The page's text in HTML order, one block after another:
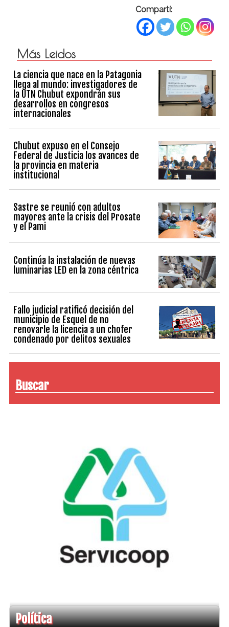
Compartí:
Más Leidos
La ciencia que nace en la Patagonia
llega al mundo: investigadores de
la UTN Chubut expondrán sus
desarrollos en congresos
internacionales
Chubut expuso en el Consejo
Federal de Justicia los avances de
la provincia en materia
institucional
Sastre se reunió con adultos
mayores ante la crisis del Prosate
y el Pami
Continúa la instalación de nuevas
luminarias LED en la zona céntrica
Fallo judicial ratificó decisión del
municipio de Esquel de no
renovarle la licencia a un chofer
condenado por delitos sexuales
Buscar
Política